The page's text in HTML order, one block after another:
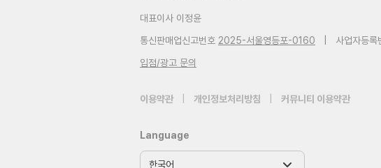
대표이사 이정윤
통신판매업신고번호 2025-서울영등포-0160 사업자등
입점/광고 문의
이용약관 개인정보처리방침 커뮤니티 이용약관
Language